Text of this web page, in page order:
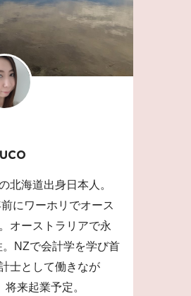
北海道出身日本人。
にワーホリでオース
オーストラリアで永
NZで会計学を学び首
士として働きなが
来起業予定。